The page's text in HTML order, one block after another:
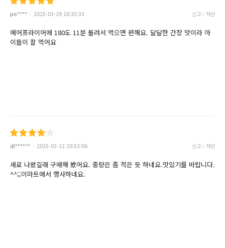
po**** 2025-03-29 20:35:33 신고 / 차단
에어프라이어에 180도 11분 돌려서 먹으면 편해요. 달달한 간장 맛이라 아
이들이 잘 먹어요
dl****** 2025-03-22 20:53:06 신고 / 차단
새로 나왔길래 구매해 봤어요. 중량은 좀 적은 듯 하네요.맛있기를 바랍니다.
^^;;이마트에서 행사하네요.